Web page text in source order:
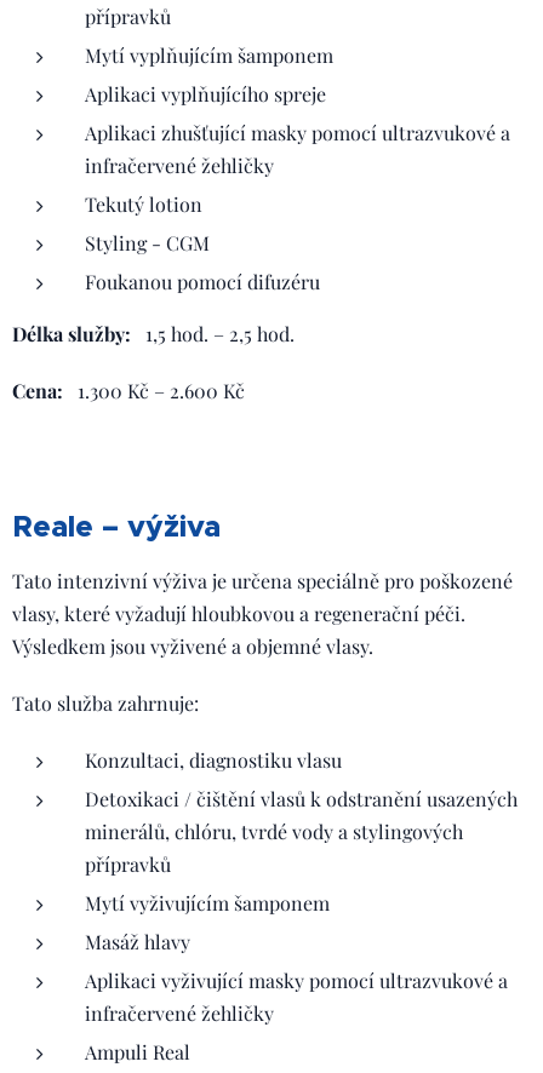
přípravků
Mytí vyplňujícím šamponem
Aplikaci vyplňujícího spreje
Aplikaci zhušťující masky pomocí ultrazvukové a
infračervené žehličky
Tekutý lotion
Styling - CGM
Foukanou pomocí difuzéru
Délka služby: 1,5 hod. – 2,5 hod.
Cena: 1.300 Kč – 2.600 Kč
Reale – výživa
Tato intenzivní výživa je určena speciálně pro poškozené
vlasy, které vyžadují hloubkovou a regenerační péči.
Výsledkem jsou vyživené a objemné vlasy.
Tato služba zahrnuje:
Konzultaci, diagnostiku vlasu
Detoxikaci / čištění vlasů k odstranění usazených
minerálů, chlóru, tvrdé vody a stylingových
přípravků
Mytí vyživujícím šamponem
Masáž hlavy
Aplikaci vyživující masky pomocí ultrazvukové a
infračervené žehličky
Ampuli Real